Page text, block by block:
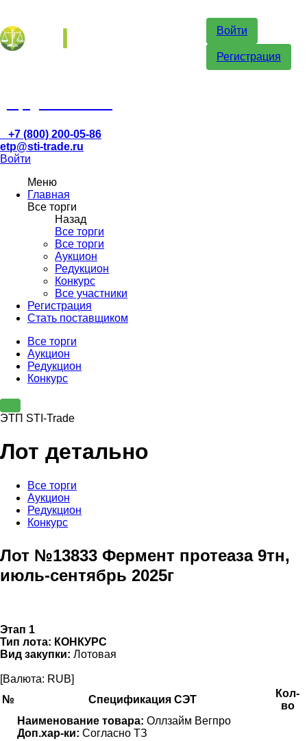
Войти
Регистрация
+7 (800) 200-05-86
etp@sti-trade.ru
Войти
Меню
Главная
Все торги
Назад
Все торги
Все торги
Аукцион
Редукцион
Конкурс
Все участники
Регистрация
Стать поставщиком
Все торги
Аукцион
Редукцион
Конкурс
ЭТП STI-Trade
Лот детально
Все торги
Аукцион
Редукцион
Конкурс
Лот №13833 Фермент протеаза 9тн,
июль-сентябрь 2025г
Этап 1
Тип лота: КОНКУРС
Вид закупки: Лотовая
[Валюта: RUB]
№
Спецификация СЭТ
Кол-
во
Наименование товара: Оллзайм Вегпро
Доп.хар-ки: Согласно ТЗ